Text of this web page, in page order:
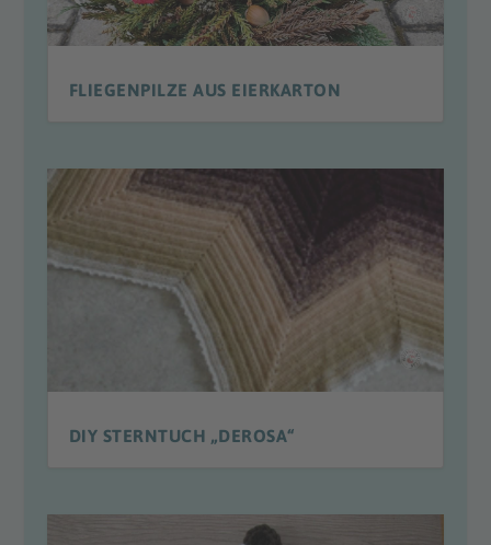
FLIEGENPILZE AUS EIERKARTON
DIY STERNTUCH „DEROSA“